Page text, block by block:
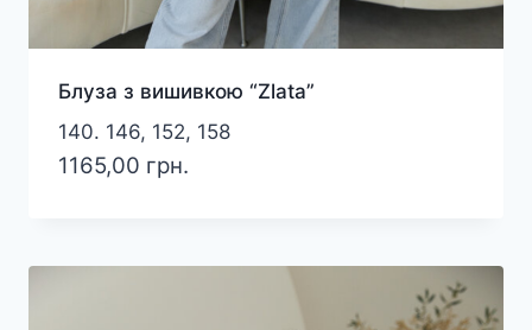
Блуза з вишивкою “Zlata”
140. 146, 152, 158
1165,00 грн.